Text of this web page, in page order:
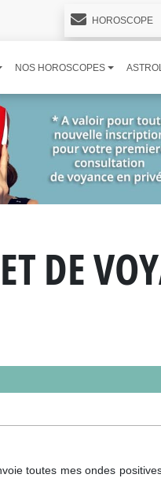
HOROSCOPE
NOS HOROSCOPES
DE
toutes mes ondes